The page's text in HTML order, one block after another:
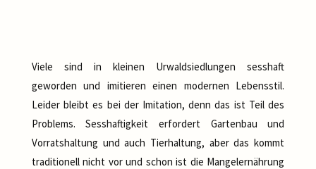
Viele sind in kleinen Urwaldsiedlungen sesshaft
geworden und imitieren einen modernen Lebensstil.
Leider bleibt es bei der Imitation, denn das ist Teil des
Problems. Sesshaftigkeit erfordert Gartenbau und
Vorratshaltung und auch Tierhaltung, aber das kommt
traditionell nicht vor und schon ist die Mangelernährung